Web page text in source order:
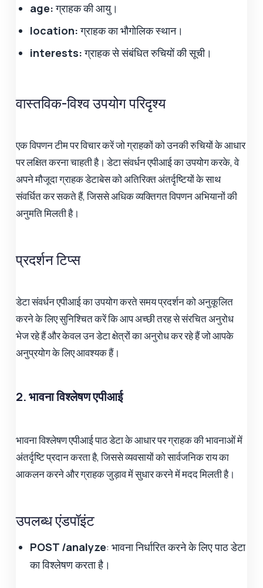
age:ग्राहक की आयु।
location:ग्राहक का भौगोलिक स्थान।
interests:ग्राहक से संबंधित रुचियों की सूची।
वास्तविक-विश्व उपयोग परिदृश्य
एक विपणन टीम पर विचार करें जो ग्राहकों को उनकी रुचियों के आधार
पर लक्षित करना चाहती है। डेटा संवर्धन एपीआई का उपयोग करके, वे
अपने मौजूदा ग्राहक डेटाबेस को अतिरिक्त अंतर्दृष्टियों के साथ
संवर्धित कर सकते हैं, जिससे अधिक व्यक्तिगत विपणन अभियानों की
अनुमति मिलती है।
प्रदर्शन टिप्स
डेटा संवर्धन एपीआई का उपयोग करते समय प्रदर्शन को अनुकूलित
करने के लिए सुनिश्चित करें कि आप अच्छी तरह से संरचित अनुरोध
भेज रहे हैं और केवल उन डेटा क्षेत्रों का अनुरोध कर रहे हैं जो आपके
अनुप्रयोग के लिए आवश्यक हैं।
2. भावना विश्लेषण एपीआई
भावना विश्लेषण एपीआई पाठ डेटा के आधार पर ग्राहक की भावनाओं में
अंतर्दृष्टि प्रदान करता है, जिससे व्यवसायों को सार्वजनिक राय का
आकलन करने और ग्राहक जुड़ाव में सुधार करने में मदद मिलती है।
उपलब्ध एंडपॉइंट
POST /analyze: भावना निर्धारित करने के लिए पाठ डेटा
का विश्लेषण करता है।